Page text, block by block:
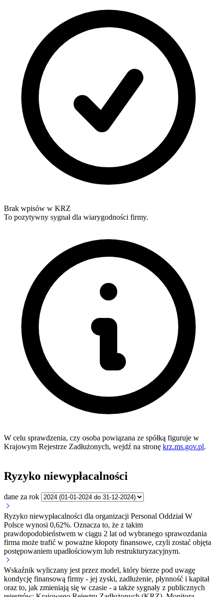
Brak wpisów w KRZ
To pozytywny sygnał dla wiarygodności firmy.
W celu sprawdzenia, czy osoba powiązana ze spółką figuruje w
Krajowym Rejestrze Zadłużonych, wejdź na stronę krz.ms.gov.pl.
Ryzyko niewypłacalności
dane za rok
Ryzyko niewypłacalności dla organizacji Personal Oddział W
Polsce wynosi 0,62%. Oznacza to, że z takim
prawdopodobieństwem w ciągu 2 lat od wybranego sprawozdania
firma może trafić w poważne kłopoty finansowe, czyli zostać objęta
postępowaniem upadłościowym lub restrukturyzacyjnym.
Wskaźnik wyliczany jest przez model, który bierze pod uwagę
kondycję finansową firmy - jej zyski, zadłużenie, płynność i kapitał
oraz to, jak zmieniają się w czasie - a także sygnały z publicznych